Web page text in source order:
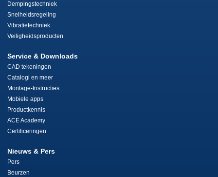
Dempingstechniek
Snelheidsregeling
Vibratietechniek
Veiligheidsproducten
Service & Downloads
CAD tekeningen
Catalogi en meer
Montage-Instructies
Mobiele apps
Productkennis
ACE Academy
Certificeringen
Nieuws & Pers
Pers
Beurzen